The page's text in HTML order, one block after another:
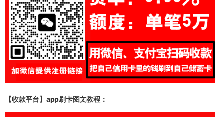
【收款平台】app刷卡图文教程：